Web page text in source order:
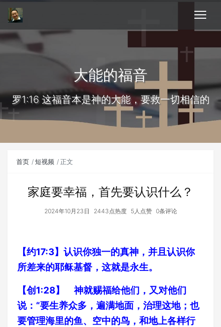
大能的福音
罗1:16 这福音本是神的大能，要救一切相信的
首页 短视频 正文
家庭要幸福，首先要认识什么？
2024年10月23日 2443点热度 5人点赞 0条评论
【约17:3】认识你独一的真神，并且认识你
所差来的耶稣基督，这就是永生。
【创1:28】 神就赐福给他们，又对他们
说：“要生养众多，遍满地面，治理这地；也
要管理海里的鱼、空中的鸟，和地上各样行